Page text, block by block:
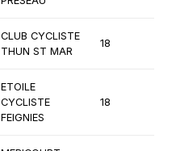
CLUB CYCLISTE
THUN ST MAR
18
ETOILE
CYCLISTE
FEIGNIES
18